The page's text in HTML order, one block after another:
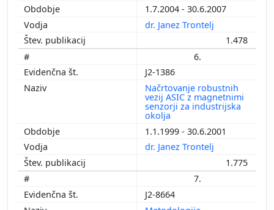
1.7.2004 - 30.6.2007
dr. Janez Trontelj
1.478
6.
J2-1386
Načrtovanje robustnih
vezij ASIC z magnetnimi
senzorji za industrijska
okolja
1.1.1999 - 30.6.2001
dr. Janez Trontelj
1.775
7.
J2-8664